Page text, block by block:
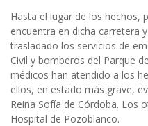
Hasta el lugar de los hechos,
encuentra en dicha carretera
trasladado los servicios de
Civil y bomberos del Parque
médicos han atendido a los
ellos, en estado más grave,
Reina Sofía de Córdoba. Los
Hospital de Pozoblanco.